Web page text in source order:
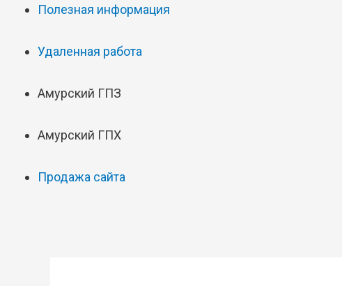
Полезная информация
Удаленная работа
Амурский ГПЗ
Амурский ГПХ
Продажа сайта